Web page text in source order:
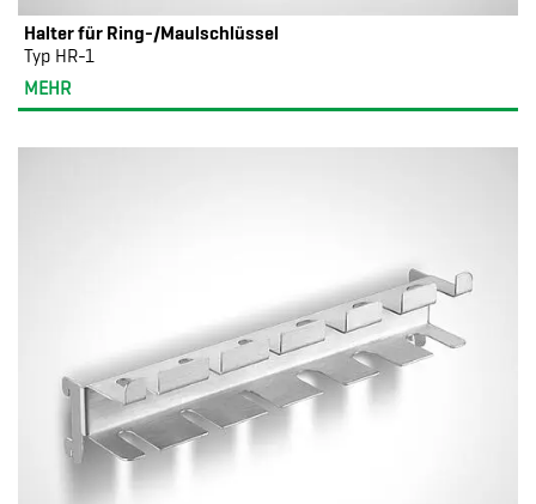
Halter für Ring-/Maulschlüssel
Typ HR-1
MEHR